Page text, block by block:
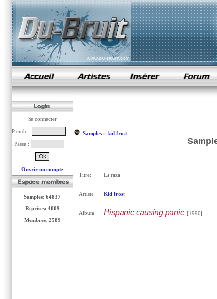
samples de rap
Se connecter
Pseudo :
Passe :
Ouvrir un compte
Samples: 64837
Reprises: 4009
Membres: 2589
Samples» kid frost
Titre: La raza
Artiste: Kid frost
Album: Hispanic causing panic[1990]